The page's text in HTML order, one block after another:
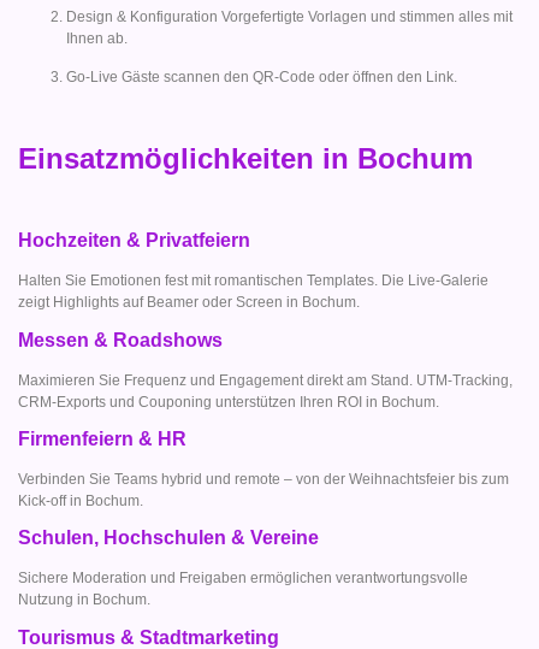
Design & Konfiguration Vorgefertigte Vorlagen und stimmen alles mit
Ihnen ab.
Go-Live Gäste scannen den QR-Code oder öffnen den Link.
Einsatzmöglichkeiten in Bochum
Hochzeiten & Privatfeiern
Halten Sie Emotionen fest mit romantischen Templates. Die Live-Galerie
zeigt Highlights auf Beamer oder Screen in Bochum.
Messen & Roadshows
Maximieren Sie Frequenz und Engagement direkt am Stand. UTM-Tracking,
CRM-Exports und Couponing unterstützen Ihren ROI in Bochum.
Firmenfeiern & HR
Verbinden Sie Teams hybrid und remote – von der Weihnachtsfeier bis zum
Kick-off in Bochum.
Schulen, Hochschulen & Vereine
Sichere Moderation und Freigaben ermöglichen verantwortungsvolle
Nutzung in Bochum.
Tourismus & Stadtmarketing